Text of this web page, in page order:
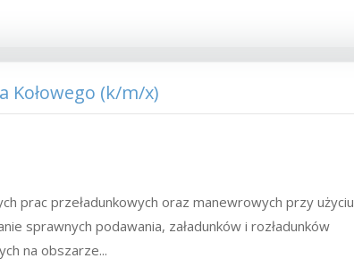
(k/m/x)
prac przeładunkowych oraz manewrowych przy użyciu
sprawnych podawania, załadunków i rozładunków
na obszarze...